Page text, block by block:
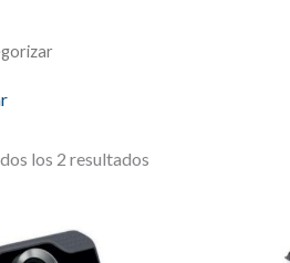
los 2 resultados